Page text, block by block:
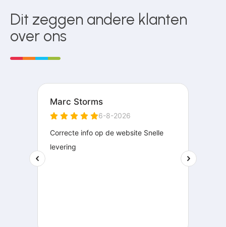
Dit zeggen andere klanten
over ons